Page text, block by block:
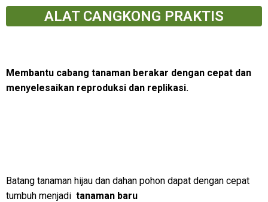
ALAT CANGKONG PRAKTIS
Membantu cabang tanaman berakar dengan cepat dan
menyelesaikan reproduksi dan replikasi.
Batang tanaman hijau dan dahan pohon dapat dengan cepat
tumbuh menjadi tanaman baru